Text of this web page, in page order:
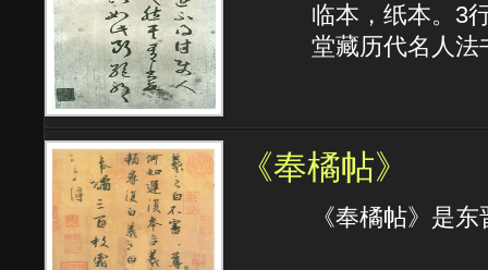
临本，纸本。3
堂藏历代名人法
《奉橘帖》
《奉橘帖》是